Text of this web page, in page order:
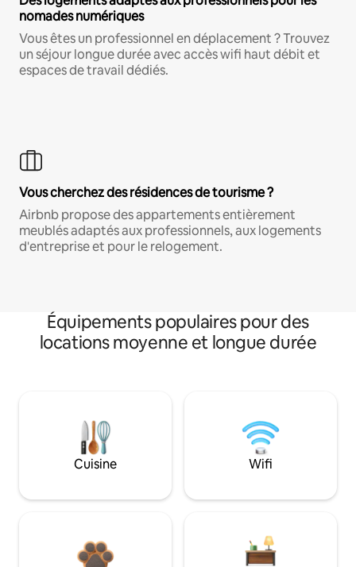
nomades numériques
Vous êtes un professionnel en déplacement ? Trouvez
un séjour longue durée avec accès wifi haut débit et
espaces de travail dédiés.
Vous cherchez des résidences de tourisme ?
Airbnb propose des appartements entièrement
meublés adaptés aux professionnels, aux logements
d'entreprise et pour le relogement.
Équipements populaires pour des
locations moyenne et longue durée
Cuisine Wifi